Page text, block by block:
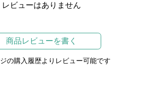
レビューはありません
商品レビューを書く
の購入履歴よりレビュー可能です